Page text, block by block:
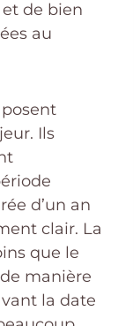
de bien
au
Ils
d’un an
clair. La
que le
manière
la date